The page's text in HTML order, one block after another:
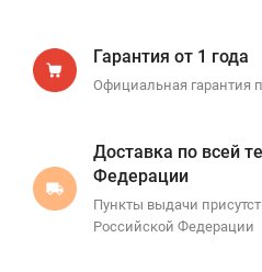
Гарантия от 1 года
Официальная гарантия
Доставка по всей
Федерации
Пункты выдачи
Российской Федерации